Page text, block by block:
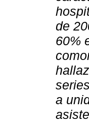
de
60%
a